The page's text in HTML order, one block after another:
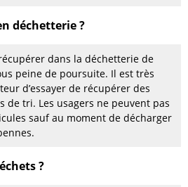
déchetterie ?
dans la déchetterie de
peine de poursuite. Il est très
d’essayer de récupérer des
de tri. Les usagers ne peuvent pas
sauf au moment de décharger
?